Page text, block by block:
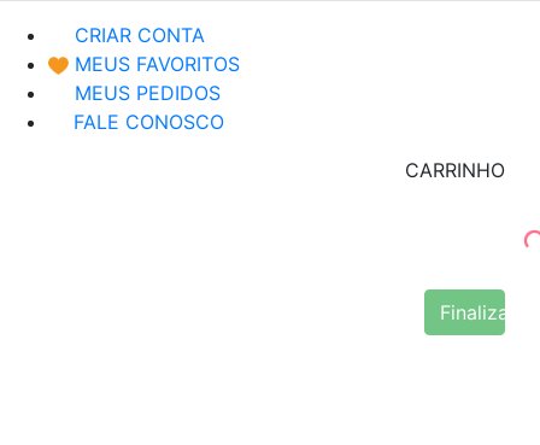
CRIAR CONTA
MEUS FAVORITOS
MEUS PEDIDOS
FALE CONOSCO
CARRINHO
Finalizar